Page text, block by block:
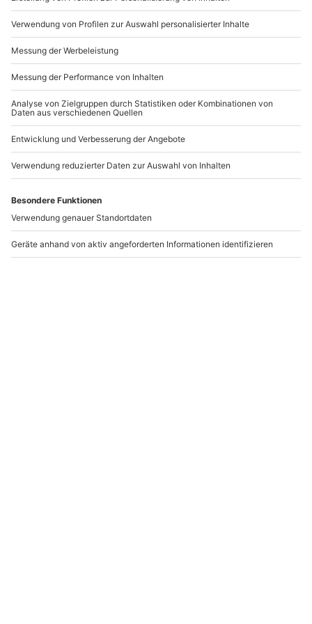
Nachdem Du bei der Canyoning Tour in Interlaken
den letzten Sprung gemeistert hast, durchströmt
Dich einunglaubliches Glücksgefühl! Gemeinsam mit
Deiner Gruppe wanderst Du noch ein Stück am
Flussbett entlang. An einem lauschigen Plätzchen
stärkt Ihr Euch dann alle mit einem
Mittagessenund einem erfrischenden Getränk. Das
perfekte Ende für ein spektakuläres Erlebnis!
Dein Lieblingsmensch sucht gerne die
Canyoning Tour in Interlaken
Artikelnummer:4318
Andere Produkte entdecken
Canyoning Tagestour
Amden